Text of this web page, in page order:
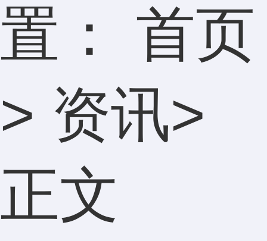
置： 首页
> 资讯>
正文